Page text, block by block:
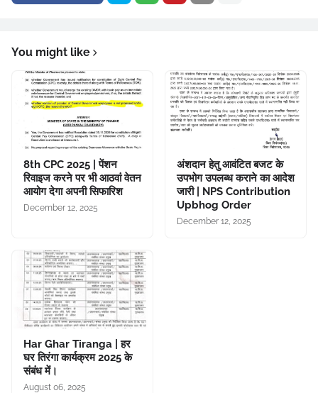
You might like
8th CPC 2025 | पेंशन
रिवाइज करने पर भी आठवां वेतन
आयोग देगा अपनी सिफारिश
December 12, 2025
अंशदान हेतु आवंटित बजट के
उपभोग उपलब्ध कराने का आदेश
जारी | NPS Contribution
Upbhog Order
December 12, 2025
Har Ghar Tiranga | हर
घर तिरंगा कार्यक्रम 2025 के
संबंध में।
August 06, 2025